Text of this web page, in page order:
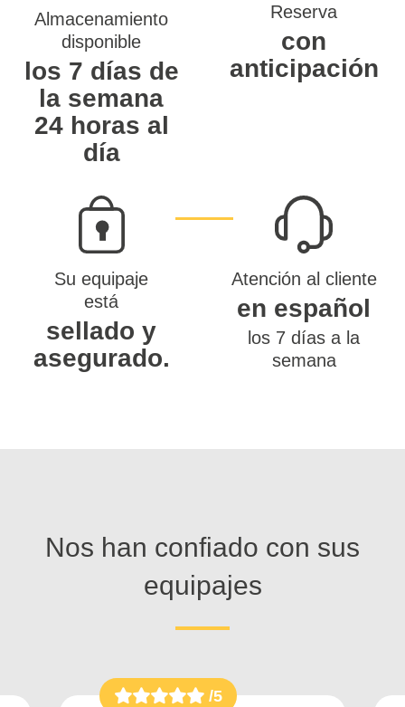
Almacenamiento
disponible
los 7 días de
la semana
24 horas al
día
Reserva
con
anticipación
Su equipaje
está
sellado y
asegurado.
Atención al cliente
en español
los 7 días a la
semana
Nos han confiado con sus
equipajes
/5